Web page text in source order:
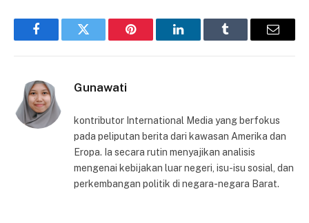
FacebookTwitter Pinterest LinkedInTumblr Email
Gunawati
kontributor International Media yang berfokus
pada peliputan berita dari kawasan Amerika dan
Eropa. Ia secara rutin menyajikan analisis
mengenai kebijakan luar negeri, isu-isu sosial, dan
perkembangan politik di negara-negara Barat.